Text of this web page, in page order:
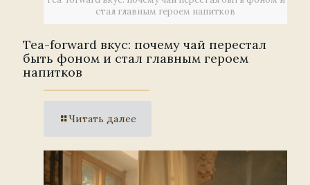
стал главным героем напитков
Tea-forward вкус: почему чай перестал
быть фоном и стал главным героем
напитков
Читать далее